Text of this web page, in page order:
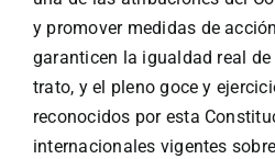
y promover medidas de
garanticen la igualdad real
trato, y el pleno goce y
reconocidos por esta
internacionales vigentes